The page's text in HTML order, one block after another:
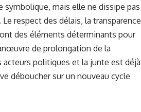
symbolique, mais elle ne dissipe pas
respect des délais, la transparence
des éléments déterminants pour
de prolongation de la
politiques et la junte est déjà
déboucher sur un nouveau cycle